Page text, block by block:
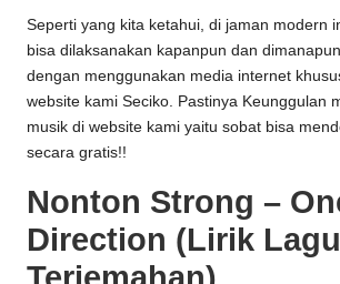
Seperti yang kita ketahui, di jaman modern
bisa dilaksanakan kapanpun dan
dengan menggunakan media internet
website kami Seciko. Pastinya Keunggulan
musik di website kami yaitu sobat bisa
secara gratis!!
Nonton Strong –
Direction (Lirik Lagu